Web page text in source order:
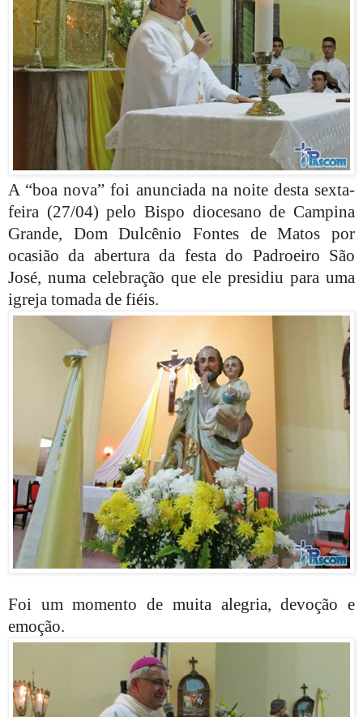
A “boa nova” foi anunciada na noite desta sexta-
feira (27/04) pelo Bispo diocesano de Campina
Grande, Dom Dulcênio Fontes de Matos por
ocasião da abertura da festa do Padroeiro São
José, numa celebração que ele presidiu para uma
igreja tomada de fiéis.
Foi um momento de muita alegria, devoção e
emoção.